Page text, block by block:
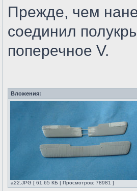
Прежде, чем
соединил
поперечное V.
Вложения:
а22.JPG [ 61.65 КБ | Просмотров: 78981 ]